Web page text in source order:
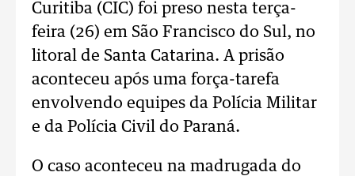
Curitiba (CIC) foi preso nesta terça-
feira (26) em São Francisco do Sul, no
litoral de Santa Catarina. A prisão
aconteceu após uma força-tarefa
envolvendo equipes da Polícia Militar
e da Polícia Civil do Paraná.
O caso aconteceu na madrugada do